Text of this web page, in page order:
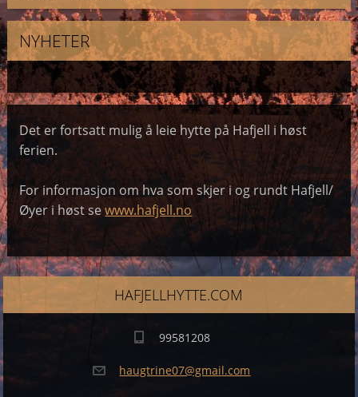
NYHETER
Det er fortsatt mulig å leie hytte på Hafjell i høst
ferien.
For informasjon om hva som skjer i og rundt Hafjell/
Øyer i høst sewww.hafjell.no
HAFJELLHYTTE.COM
99581208
haugtrine07@gmail.com